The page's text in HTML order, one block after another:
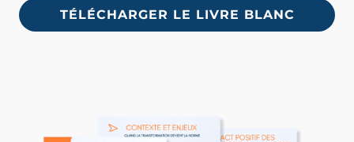
TÉLÉCHARGER LE LIVRE BLANC